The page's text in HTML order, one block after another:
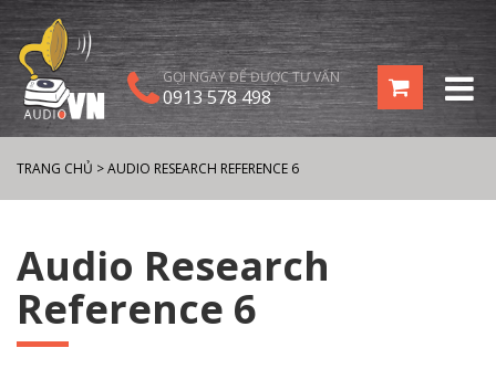
GỌI NGAY ĐỂ ĐƯỢC TƯ VẤN
0913 578 498
TRANG CHỦ >AUDIO RESEARCH REFERENCE 6
Audio Research
Reference 6